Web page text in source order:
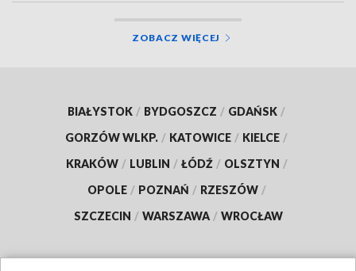
ZOBACZ WIĘCEJ
BIAŁYSTOK / BYDGOSZCZ / GDAŃSK /
GORZÓW WLKP. / KATOWICE / KIELCE /
KRAKÓW / LUBLIN / ŁÓDŹ / OLSZTYN /
OPOLE / POZNAŃ / RZESZÓW /
SZCZECIN / WARSZAWA / WROCŁAW